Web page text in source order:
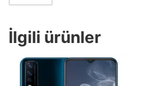
İlgili ürünler